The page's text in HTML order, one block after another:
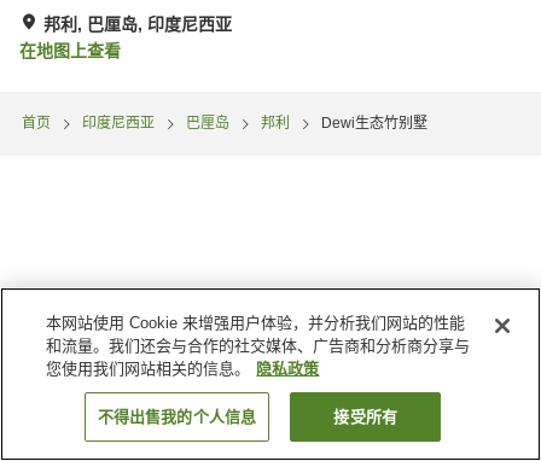
邦利, 巴厘岛, 印度尼西亚
在地图上查看
首页 印度尼西亚 巴厘岛 邦利 Dewi生态竹别墅
搜索客房
本网站使用 Cookie 来增强用户体验，并分析我们网站的性能
和流量。我们还会与合作的社交媒体、广告商和分析商分享与
您使用我们网站相关的信息。
隐私政策
不得出售我的个人信息 接受所有